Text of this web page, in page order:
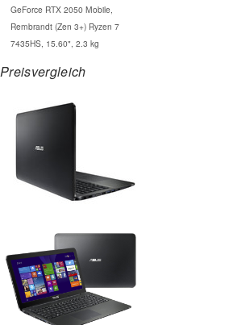
GeForce RTX 2050 Mobile,
Rembrandt (Zen 3+) Ryzen 7
7435HS, 15.60", 2.3 kg
Preisvergleich